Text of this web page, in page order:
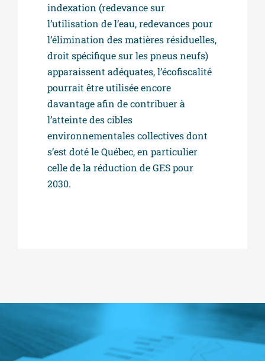
indexation (redevance sur
l’utilisation de l’eau, redevances pour
l’élimination des matières résiduelles,
droit spécifique sur les pneus neufs)
apparaissent adéquates, l’écofiscalité
pourrait être utilisée encore
davantage afin de contribuer à
l’atteinte des cibles
environnementales collectives dont
s’est doté le Québec, en particulier
celle de la réduction de GES pour
2030.